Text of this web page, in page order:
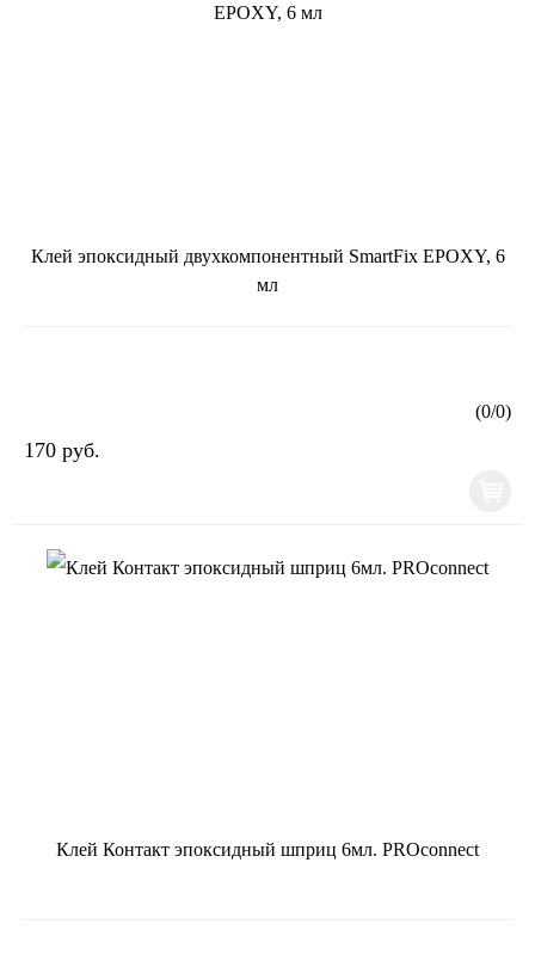
Клей эпоксидный двухкомпонентный SmartFix EPOXY, 6
мл
(0/0)
170 руб.
Клей Контакт эпоксидный шприц 6мл. PROconnect